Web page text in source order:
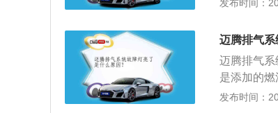
芯；2、使
机油滤清
系统。
发布时间：
迈腾排气系
迈腾排气
是添加的
是汽车的
发布时间：